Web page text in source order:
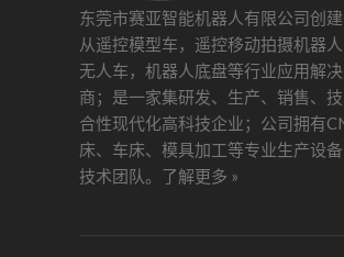
东莞市赛亚智能机器人有限公司创
从遥控模型车，遥控移动拍摄机器
无人车，机器人底盘等行业应用解
商；是一家集研发、生产、销售、
合性现代化高科技企业；公司拥有
床、车床、模具加工等专业生产设
技术团队。 了解更多 »